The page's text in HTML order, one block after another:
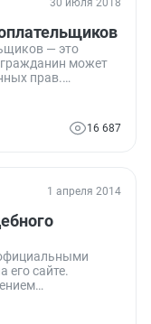
30 июля 2018
— это
может
прав.
и об
за
16 687
1 апреля 2014
его сайте.